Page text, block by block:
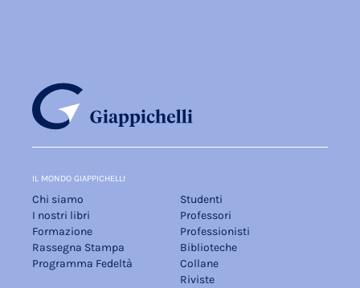
IL MONDO GIAPPICHELLI
Chi siamo
I nostri libri
Formazione
Rassegna Stampa
Programma Fedeltà
Studenti
Professori
Professionisti
Biblioteche
Collane
Riviste